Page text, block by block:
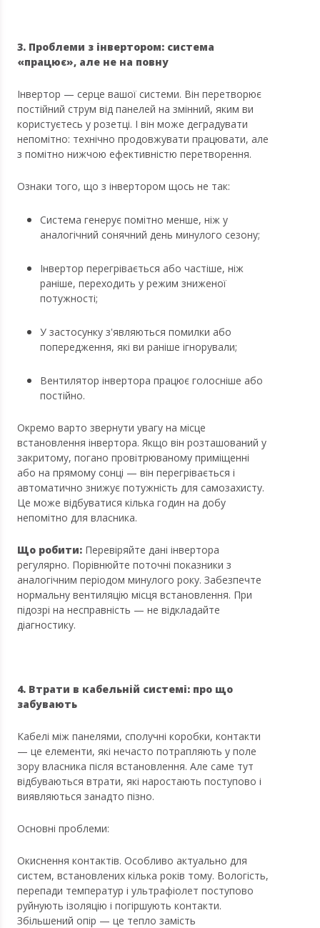
3. Проблеми з інвертором: система
«працює», але не на повну
Інвертор — серце вашої системи. Він перетворює
постійний струм від панелей на змінний, яким ви
користуєтесь у розетці. І він може деградувати
непомітно: технічно продовжувати працювати, але
з помітно нижчою ефективністю перетворення.
Ознаки того, що з інвертором щось не так:
Система генерує помітно менше, ніж у
аналогічний сонячний день минулого сезону;
Інвертор перегрівається або частіше, ніж
раніше, переходить у режим зниженої
потужності;
У застосунку з'являються помилки або
попередження, які ви раніше ігнорували;
Вентилятор інвертора працює голосніше або
постійно.
Окремо варто звернути увагу на місце
встановлення інвертора. Якщо він розташований у
закритому, погано провітрюваному приміщенні
або на прямому сонці — він перегрівається і
автоматично знижує потужність для самозахисту.
Це може відбуватися кілька годин на добу
непомітно для власника.
Що робити: Перевіряйте дані інвертора
регулярно. Порівнюйте поточні показники з
аналогічним періодом минулого року. Забезпечте
нормальну вентиляцію місця встановлення. При
підозрі на несправність — не відкладайте
діагностику.
4. Втрати в кабельній системі: про що
забувають
Кабелі між панелями, сполучні коробки, контакти
— це елементи, які нечасто потрапляють у поле
зору власника після встановлення. Але саме тут
відбуваються втрати, які наростають поступово і
виявляються занадто пізно.
Основні проблеми:
Окиснення контактів. Особливо актуально для
систем, встановлених кілька років тому. Вологість,
перепади температур і ультрафіолет поступово
руйнують ізоляцію і погіршують контакти.
Збільшений опір — це тепло замість